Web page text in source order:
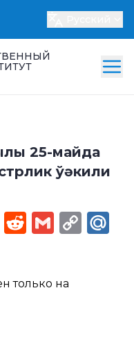
25-майда
ўәкили
LinkedIn
Reddit
Gmail
только на